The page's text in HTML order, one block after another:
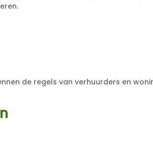
de regels van verhuurders en